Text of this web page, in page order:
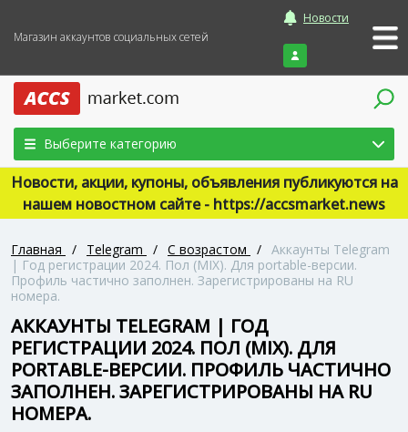
Магазин аккаунтов социальных сетей
Новости
Войти
Выберите категорию
Новости, акции, купоны, объявления публикуются на
нашем новостном сайте - https://accsmarket.news
Главная / Telegram / С возрастом / Аккаунты Telegram
| Год регистрации 2024. Пол (MIX). Для portable-версии.
Профиль частично заполнен. Зарегистрированы на RU
номера.
АККАУНТЫ TELEGRAM | ГОД
РЕГИСТРАЦИИ 2024. ПОЛ (MIX). ДЛЯ
PORTABLE-ВЕРСИИ. ПРОФИЛЬ ЧАСТИЧНО
ЗАПОЛНЕН. ЗАРЕГИСТРИРОВАНЫ НА RU
НОМЕРА.